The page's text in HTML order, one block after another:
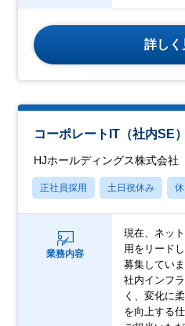
詳しく
コーポレートIT（社内SE）
HJホールディングス株式会社
正社員採用 土日祝休み
業務内容
現在、ネッ
用をリード
募集していま
社内インフ
く、変化に
を向上する